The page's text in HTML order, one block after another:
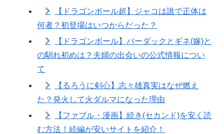
【ドラゴンボール超】ジャコは誰で正体は
何者？初登場はいつからだった？
【ドラゴンボール】バーダックとギネ(嫁)と
の馴れ初めは？夫婦の出会いの公式情報につい
て
【るろうに剣心】志々雄真実はなぜ燃え
た？発火して火ダルマになった理由
【ファブル・漫画】続き(セカンド)を安く読
む方法！続編が安いサイトを紹介！